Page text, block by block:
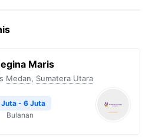
Maris
Medan, Sumatera Utara
Juta - 6 Juta
Bulanan